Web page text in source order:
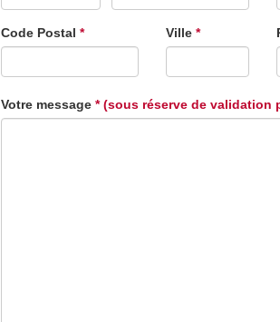
Code Postal * Ville*
Votre message * (sous réserve de validation